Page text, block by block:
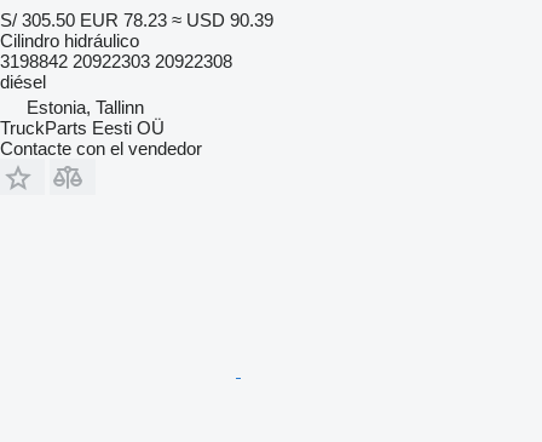
S/ 305.50 EUR 78.23 ≈ USD 90.39
Cilindro hidráulico
3198842 20922303 20922308
diésel
Estonia, Tallinn
TruckParts Eesti OÜ
Contacte con el vendedor